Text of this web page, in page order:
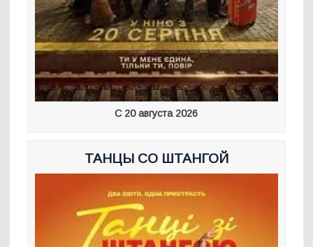
С 20 августа 2026
ТАНЦЫ СО ШТАНГОЙ